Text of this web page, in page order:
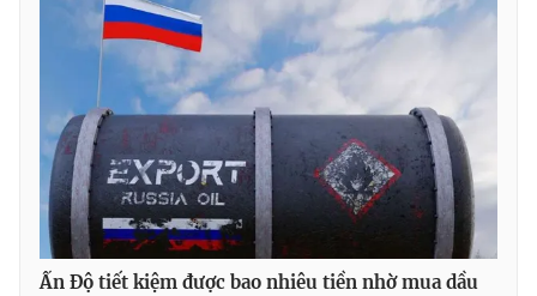
Ðiện thoại Thời báo VTV:
024.66 897 897
toasoan@vtv.vn
Liên hệ quảng cáo:024-7300.7108
Ấn Độ tiết kiệm được bao nhiêu tiền nhờ mua dầu